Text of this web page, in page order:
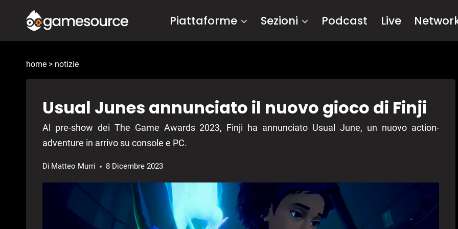
contenuto
Piattaforme Sezioni Podcast Live
home > notizie
Usual Junes annunciato il nuovo gioco di Finji
Al pre-show dei The Game Awards 2023, Finji ha annunciato Usual June, un nuovo action-
adventure in arrivo su console e PC.
Di Matteo Murri 8 Dicembre 2023